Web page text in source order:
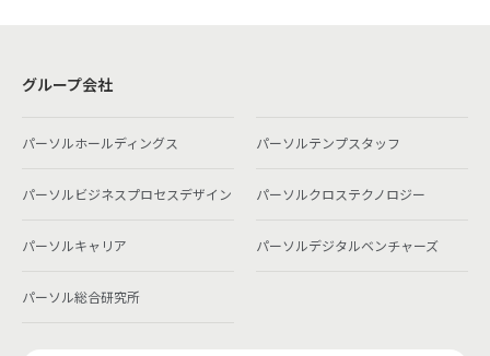
グループ会社
パーソルホールディングス パーソルテンプスタッフ
パーソルビジネスプロセスデザイン パーソルクロステクノロジー
パーソルキャリア パーソルデジタルベンチャーズ
パーソル総合研究所